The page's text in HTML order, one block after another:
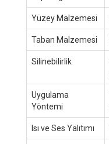
Yüzey Malzemesi
Taban Malzemesi
Silinebilirlik
Uygulama
Yöntemi
Isı ve Ses Yalıtımı